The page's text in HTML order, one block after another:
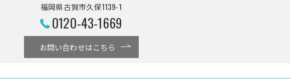
福岡県古賀市久保1139-1
0120-43-1669
お問い合わせはこちら